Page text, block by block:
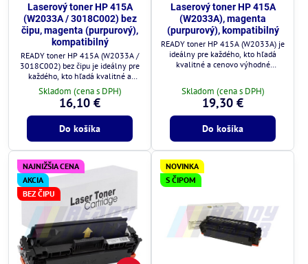
Laserový toner HP 415A
(W2033A / 3018C002) bez
čipu, magenta (purpurový),
kompatibilný
READY toner HP 415A (W2033A /
3018C002) bez čipu je ideálny pre
každého, kto hľadá kvalitné a
cenovo výhodné riešenie.
Skladom (cena s DPH)
16,10 €
Do košíka
Laserový toner HP 415A
(W2033A), magenta
(purpurový), kompatibilný
READY toner HP 415A (W2033A) je
ideálny pre každého, kto hľadá
kvalitné a cenovo výhodné
Skladom (cena s DPH)
19,30 €
Do košíka
NAJNIŽŠIA CENA
AKCIA
BEZ ČIPU
NOVINKA
S ČIPOM